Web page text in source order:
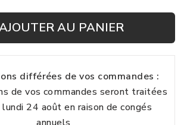
AU PANIER
différées de vos commandes :
de vos commandes seront traitées
24 août en raison de congés